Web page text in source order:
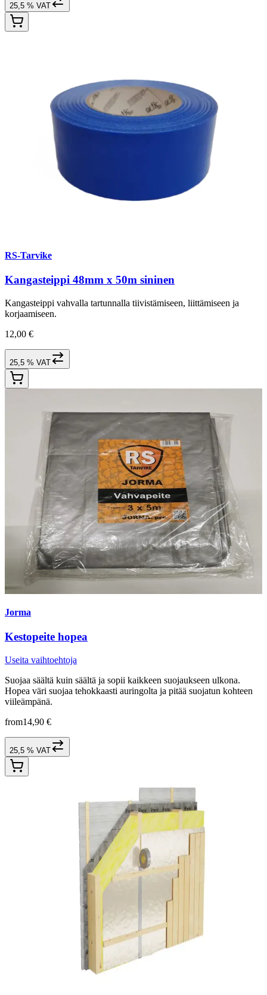
25,5 % VAT
RS-Tarvike
Kangasteippi 48mm x 50m sininen
Kangasteippi vahvalla tartunnalla tiivistämiseen, liittämiseen ja
korjaamiseen.
12,00 €
25,5 % VAT
Jorma
Kestopeite hopea
Useita vaihtoehtoja
Suojaa säältä kuin säältä ja sopii kaikkeen suojaukseen ulkona.
Hopea väri suojaa tehokkaasti auringolta ja pitää suojatun kohteen
viileämpänä.
from14,90 €
25,5 % VAT